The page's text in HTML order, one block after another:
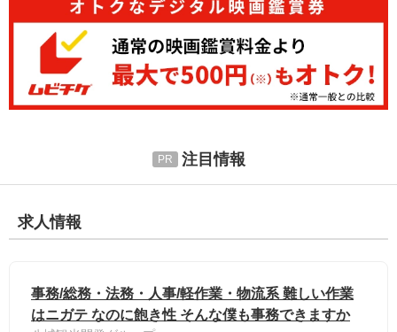
注目情報
求人情報
事務/総務・法務・人事/軽作業・物流系 難しい作業
はニガテ なのに飽き性 そんな僕も事務できますか